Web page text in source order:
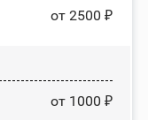
от 2500 ₽
от 1000 ₽